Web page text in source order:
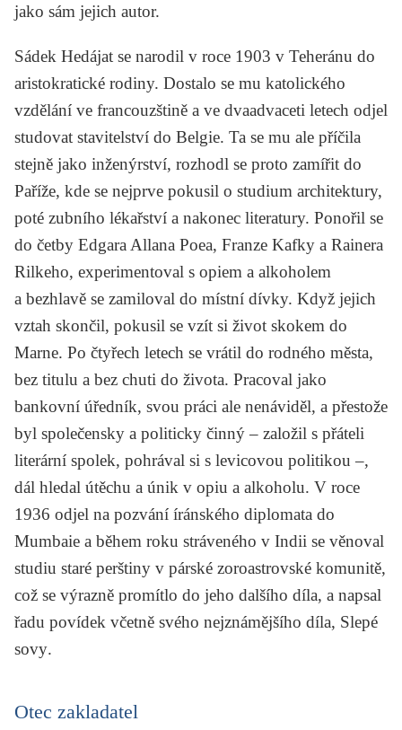
jako sám jejich autor.
Sádek Hedájat se narodil v roce 1903 v Teheránu do
aristokratické rodiny. Dostalo se mu katolického
vzdělání ve francouzštině a ve dvaadvaceti letech odjel
studovat stavitelství do Belgie. Ta se mu ale příčila
stejně jako inženýrství, rozhodl se proto zamířit do
Paříže, kde se nejprve pokusil o studium architektury,
poté zubního lékařství a nakonec literatury. Ponořil se
do četby Edgara Allana Poea, Franze Kafky a Rainera
Rilkeho, experimentoval s opiem a alkoholem
a bezhlavě se zamiloval do místní dívky. Když jejich
vztah skončil, pokusil se vzít si život skokem do
Marne. Po čtyřech letech se vrátil do rodného města,
bez titulu a bez chuti do života. Pracoval jako
bankovní úředník, svou práci ale nenáviděl, a přestože
byl společensky a politicky činný – založil s přáteli
literární spolek, pohrával si s levicovou politikou –,
dál hledal útěchu a únik v opiu a alkoholu. V roce
1936 odjel na pozvání íránského diplomata do
Mumbaie a během roku stráveného v Indii se věnoval
studiu staré perštiny v párské zoroastrovské komunitě,
což se výrazně promítlo do jeho dalšího díla, a napsal
řadu povídek včetně svého nejznámějšího díla, Slepé
sovy.
Otec zakladatel